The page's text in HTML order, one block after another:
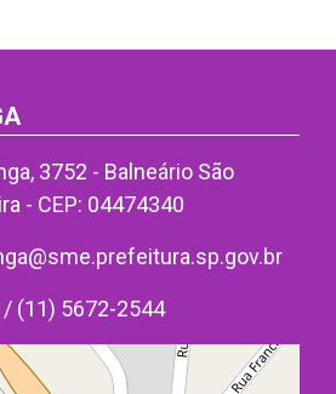
3752 - Balneário São
- CEP: 04474340
(11) 5672-2544